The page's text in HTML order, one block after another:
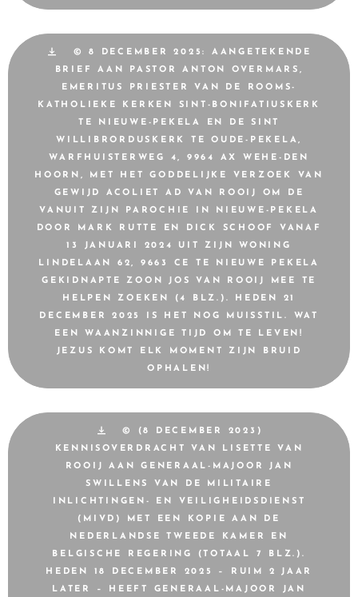
© 8 DECEMBER 2025: AANGETEKENDE
BRIEF AAN PASTOR ANTON OVERMARS,
EMERITUS PRIESTER VAN DE ROOMS-
KATHOLIEKE KERKEN SINT-BONIFATIUSKERK
TE NIEUWE-PEKELA EN DE SINT
WILLIBRORDUSKERK TE OUDE-PEKELA,
WARFHUISTERWEG 4, 9964 AX WEHE-DEN
HOORN, MET HET GODDELIJKE VERZOEK VAN
GEWIJD ACOLIET AD VAN ROOIJ OM DE
VANUIT ZIJN PAROCHIE IN NIEUWE-PEKELA
DOOR MARK RUTTE EN DICK SCHOOF VANAF
13 JANUARI 2024 UIT ZIJN WONING
LINDELAAN 62, 9663 CE TE NIEUWE PEKELA
GEKIDNAPTE ZOON JOS VAN ROOIJ MEE TE
HELPEN ZOEKEN (4 BLZ.). HEDEN 21
DECEMBER 2025 IS HET NOG MUISSTIL. WAT
EEN WAANZINNIGE TIJD OM TE LEVEN!
JEZUS KOMT ELK MOMENT ZIJN BRUID
OPHALEN!
© (8 DECEMBER 2023)
KENNISOVERDRACHT VAN LISETTE VAN
ROOIJ AAN GENERAAL-MAJOOR JAN
SWILLENS VAN DE MILITAIRE
INLICHTINGEN- EN VEILIGHEIDSDIENST
(MIVD) MET EEN KOPIE AAN DE
NEDERLANDSE TWEEDE KAMER EN
BELGISCHE REGERING (TOTAAL 7 BLZ.).
HEDEN 18 DECEMBER 2025 – RUIM 2 JAAR
LATER – HEEFT GENERAAL-MAJOOR JAN